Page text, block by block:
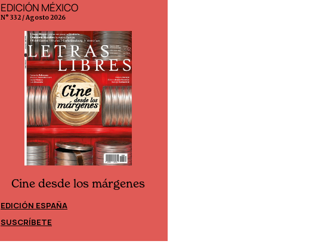
EDICIÓN MÉXICO
N° 332 / Agosto 2026
Cine desde los márgenes
EDICIÓN ESPAÑA
SUSCRÍBETE